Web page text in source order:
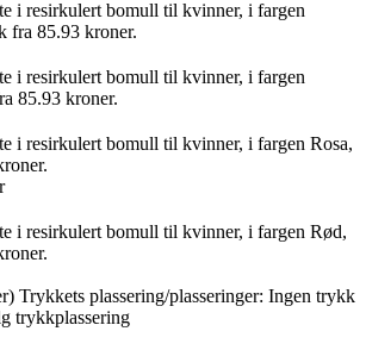
Trykkets plassering/plasseringer: Ingen trykk
trykkplassering